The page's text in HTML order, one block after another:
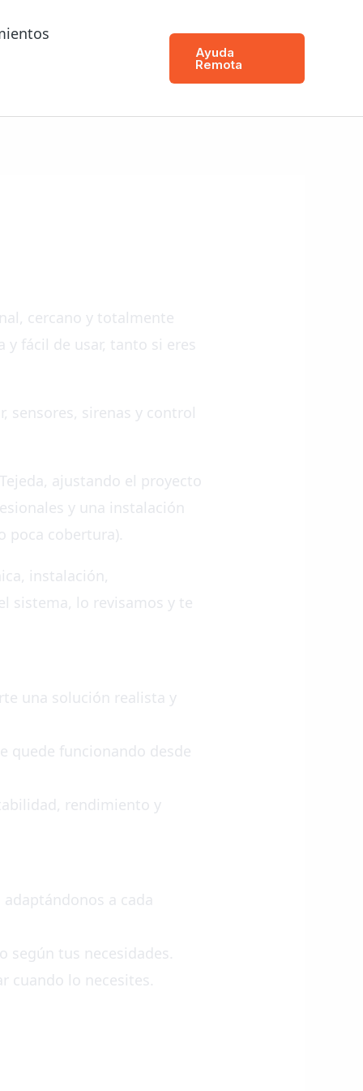
Ayuda
Remota
cercano y totalmente
fácil de usar, tanto si eres
sensores, sirenas y control
ajustando el proyecto
y una instalación
poca cobertura).
instalación,
sistema, lo revisamos y te
una solución realista y
quede funcionando desde
rendimiento y
adaptándonos a cada
según tus necesidades.
cuando lo necesites.